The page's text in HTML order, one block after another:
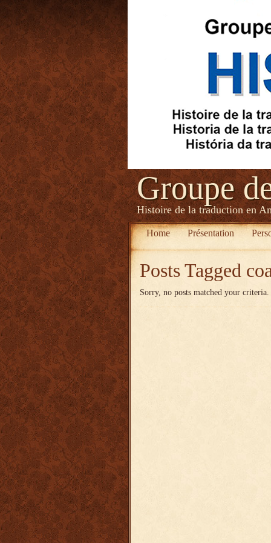
Groupe
Histoire de la traduction en
Home Présentation
Posts Tagged
Sorry, no posts matched your criteria.